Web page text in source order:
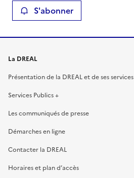
S'abonner
La DREAL
Présentation de la DREAL et de ses services
Services Publics +
Les communiqués de presse
Démarches en ligne
Contacter la DREAL
Horaires et plan d’accès